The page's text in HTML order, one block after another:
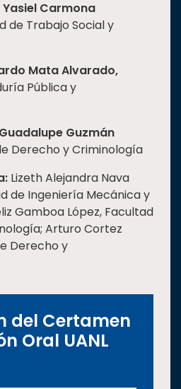
Yasiel Carmona
de Trabajo Social y
Mata Alvarado,
Pública y
Guzmán
Derecho y Criminología
Lizeth Alejandra Nava
de Ingeniería Mecánica y
Gamboa López, Facultad
Arturo Cortez
Derecho y
del Certamen
Oral UANL